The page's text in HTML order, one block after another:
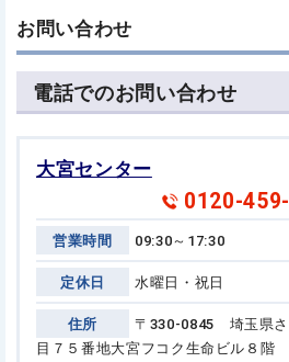
お問い合わせ
電話でのお問い合わせ
大宮センター
0120-
営業時間 09:30～17:30
定休日 水曜日・祝日
住所
〒330-0845 埼玉県さ
目７５番地大宮フコク生命ビル８階